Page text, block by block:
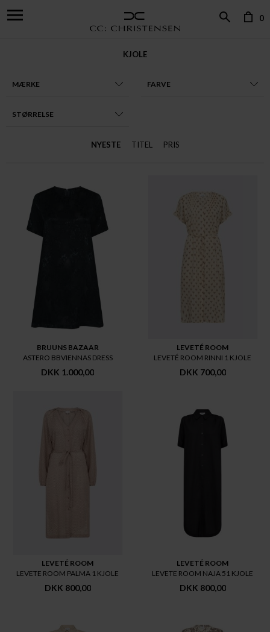
0
KJOLE
MÆRKE FARVE
STØRRELSE
NYESTE TITEL PRIS
BRUUNS BAZAAR
ASTERO BBVIENNAS DRESS
DKK 1.000,00
LEVETÉ ROOM
LEVETÉ ROOM RINNI 1 KJOLE
DKK 700,00
LEVETÉ ROOM
LEVETE ROOM PALMA 1 KJOLE
DKK 800,00
LEVETÉ ROOM
LEVETE ROOM NAJA 51 KJOLE
DKK 800,00